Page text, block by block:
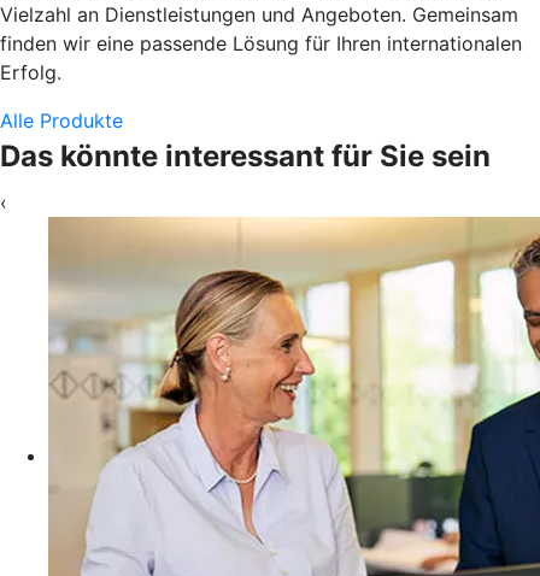
Vielzahl an Dienstleistungen und Angeboten. Gemeinsam
finden wir eine passende Lösung für Ihren internationalen
Erfolg.
Alle Produkte
Das könnte interessant für Sie sein
‹